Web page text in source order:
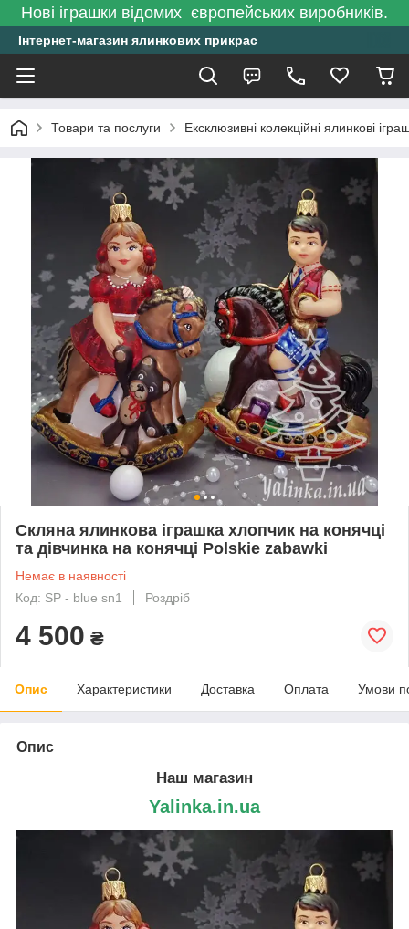
Нові іграшки відомих європейських виробників.
Інтернет-магазин ялинкових прикрас
Товари та послуги Ексклюзивні колекційні ялинкові
Скляна ялинкова іграшка хлопчик на конячці
та дівчинка на конячці Polskie zabawki
Немає в наявності
Код: SP - blue sn1
Роздріб
4 500 ₴
Опис Характеристики Доставка Оплата Умови
Опис
Наш магазин
Yalinka.in.ua